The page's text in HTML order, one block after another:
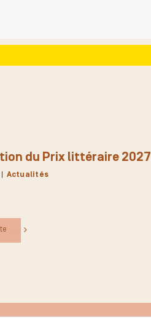
du Prix littéraire 2027
Actualités